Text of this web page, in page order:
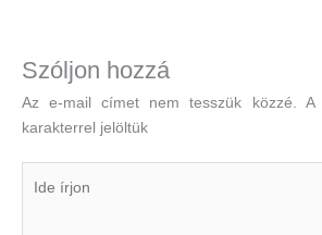
Szóljon hozzá
Az e-mail címet nem tesszük közzé. A
karakterrel jelöltük